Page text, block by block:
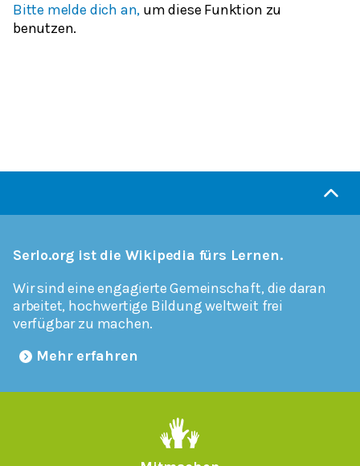
Bitte melde dich an, um diese Funktion zu
benutzen.
Serlo.org ist die Wikipedia fürs Lernen.
Wir sind eine engagierte Gemeinschaft, die daran
arbeitet, hochwertige Bildung weltweit frei
verfügbar zu machen.
Mehr erfahren